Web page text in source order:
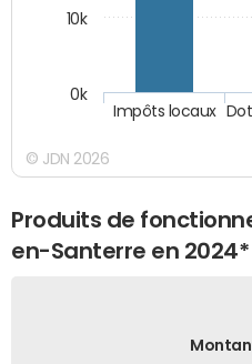
Impôts locaux
0k
10k
© JDN 2026
Produits de
en-Santerre en 2024*